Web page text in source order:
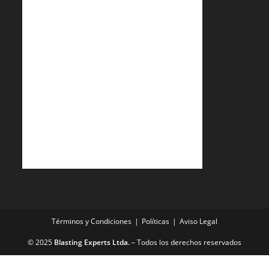
Términos y Condiciones Políticas Aviso Legal
© 2025 Blasting Experts Ltda.– Todos los derechos reservados